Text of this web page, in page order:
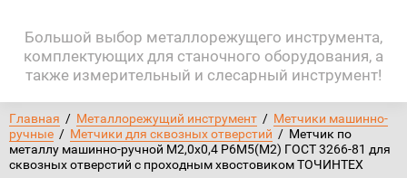
Большой выбор металлорежущего инструмента,
комплектующих для станочного оборудования, а
также измерительный и слесарный инструмент!
Главная
  /
Металлорежущий инструмент
  /
Метчики машинно-
ручные
  /
Метчики для сквозных отверстий
  /  Метчик по
металлу машинно-ручной М2,0х0,4 Р6М5(М2) ГОСТ 3266-81 для
сквозных отверстий с проходным хвостовиком ТОЧИНТЕХ